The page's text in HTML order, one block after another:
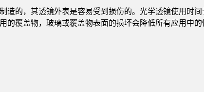
造的，其透镜外表是容易受到损伤的。光学透镜使用时
的覆盖物，玻璃或覆盖物表面的损坏会降低所有应用中